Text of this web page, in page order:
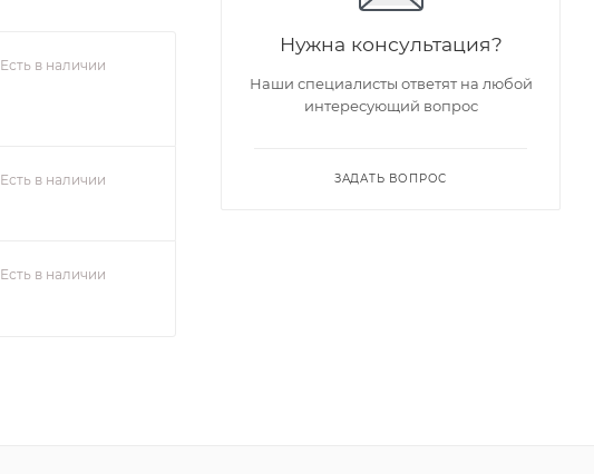
Есть в наличии
Есть в наличии
Есть в наличии
Нужна консультация?
Наши специалисты ответят на любой
интересующий вопрос
ЗАДАТЬ ВОПРОС